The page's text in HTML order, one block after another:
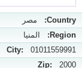
Country:
مصر
Region:
المنيا
City: 01011559991
Zip: 2000